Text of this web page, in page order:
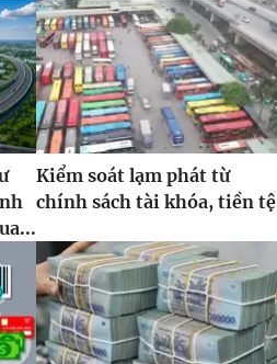
Kiểm soát lạm phát từ
chính sách tài khóa, tiền tệ